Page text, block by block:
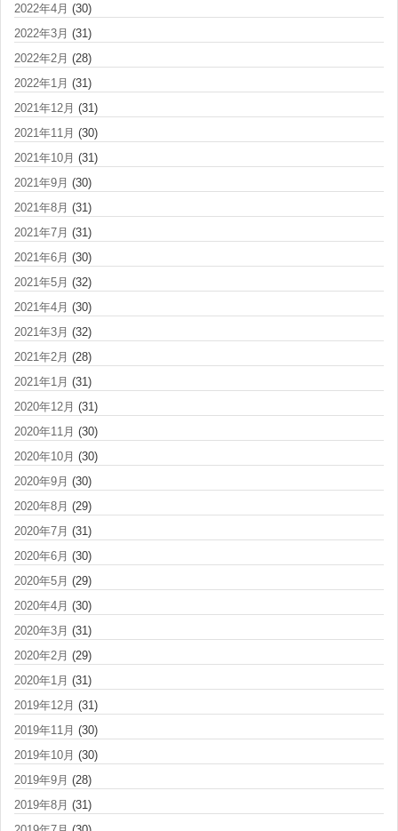
2022年4月 (30)
2022年3月 (31)
2022年2月 (28)
2022年1月 (31)
2021年12月 (31)
2021年11月 (30)
2021年10月 (31)
2021年9月 (30)
2021年8月 (31)
2021年7月 (31)
2021年6月 (30)
2021年5月 (32)
2021年4月 (30)
2021年3月 (32)
2021年2月 (28)
2021年1月 (31)
2020年12月 (31)
2020年11月 (30)
2020年10月 (30)
2020年9月 (30)
2020年8月 (29)
2020年7月 (31)
2020年6月 (30)
2020年5月 (29)
2020年4月 (30)
2020年3月 (31)
2020年2月 (29)
2020年1月 (31)
2019年12月 (31)
2019年11月 (30)
2019年10月 (30)
2019年9月 (28)
2019年8月 (31)